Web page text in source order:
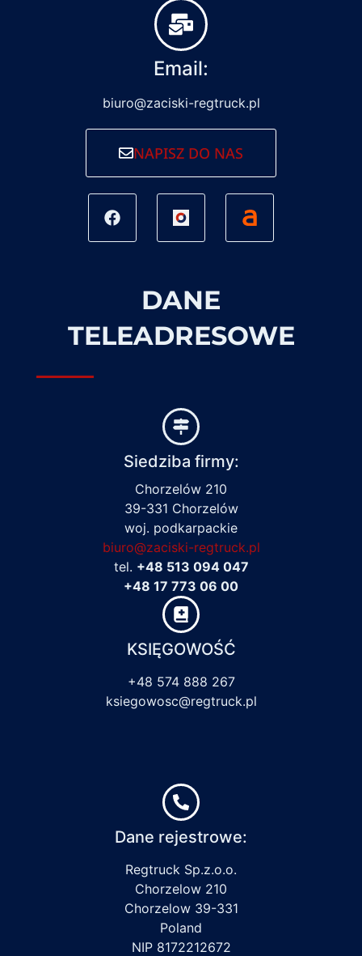
Email:
biuro@zaciski-regtruck.pl
NAPISZ DO NAS
DANE
TELEADRESOWE
Siedziba firmy:
Chorzelów 210
39-331 Chorzelów
woj. podkarpackie
biuro@zaciski-regtruck.pl
tel. +48 513 094 047
+48 17 773 06 00
KSIĘGOWOŚĆ
+48 574 888 267
ksiegowosc@regtruck.pl
Dane rejestrowe:
Regtruck Sp.z.o.o.
Chorzelow 210
Chorzelow 39-331
Poland
NIP 8172212672